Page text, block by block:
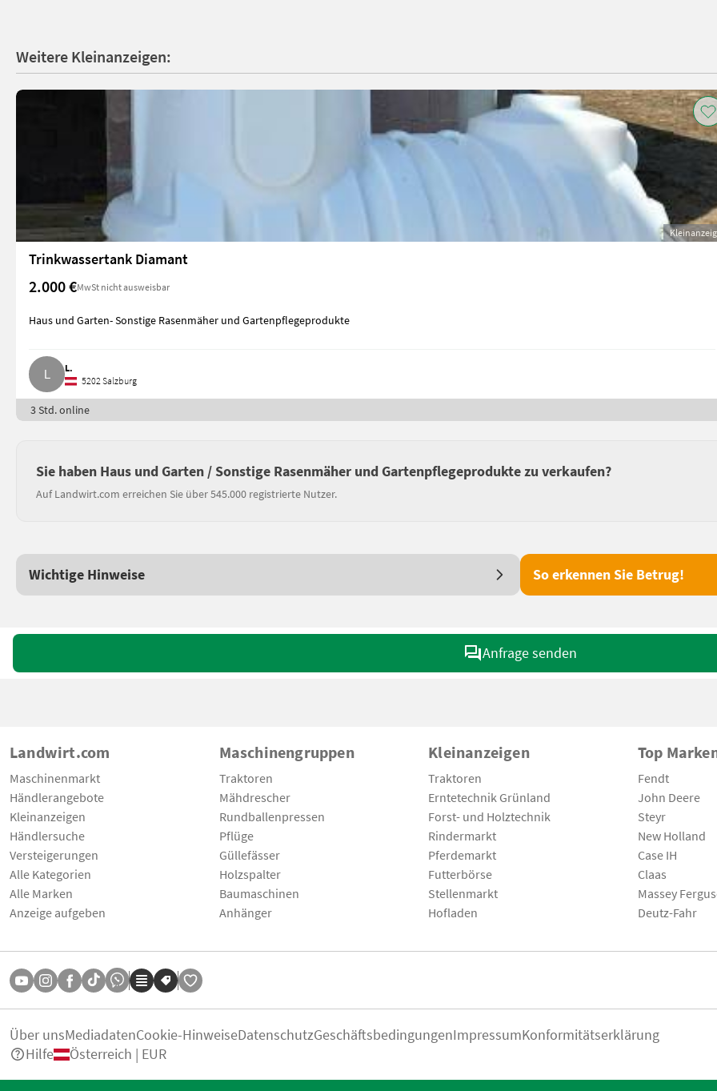
Weitere Kleinanzeigen:
Trinkwassertank Diamant
2.000 €MwSt nicht ausweisbar
Haus und Garten- Sonstige Rasenmäher und Gartenpflegeprodukte
L.
5202 Salzburg
3 Std. online
Sie haben Haus und Garten / Sonstige Rasenmäher und Gartenpflegeprodukte zu verkaufen?
Auf Landwirt.com erreichen Sie über 545.000 registrierte Nutzer.
Wichtige Hinweise So erkennen Sie Betrug!
Anfrage senden
Landwirt.com
Maschinenmarkt
Händlerangebote
Kleinanzeigen
Händlersuche
Versteigerungen
Alle Kategorien
Alle Marken
Anzeige aufgeben
Maschinengruppen
Traktoren
Mähdrescher
Rundballenpressen
Pflüge
Güllefässer
Holzspalter
Baumaschinen
Anhänger
Kleinanzeigen
Traktoren
Erntetechnik Grünland
Forst- und Holztechnik
Rindermarkt
Pferdemarkt
Futterbörse
Stellenmarkt
Hofladen
Top
Fendt
John Deere
Steyr
New Holland
Case IH
Claas
Massey
Deutz-Fahr
Über unsMediadatenCookie-HinweiseDatenschutzGeschäftsbedingungenImpressumKonformitätserklärung
Hilfe
Österreich | EUR